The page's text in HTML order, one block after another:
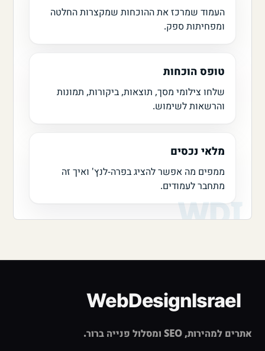
העמוד שמרכז את ההוכחות שמקצרות החלטה
ומפחיתות ספק.
טופס הוכחות
שלחו צילומי מסך, תוצאות, ביקורות, תמונות
והרשאות לשימוש.
מלאי נכסים
ממפים מה אפשר להציג בפרה-לנץ' ואיך זה
מתחבר לעמודים.
אתרים למהירות, SEO ומסלול פנייה ברור.